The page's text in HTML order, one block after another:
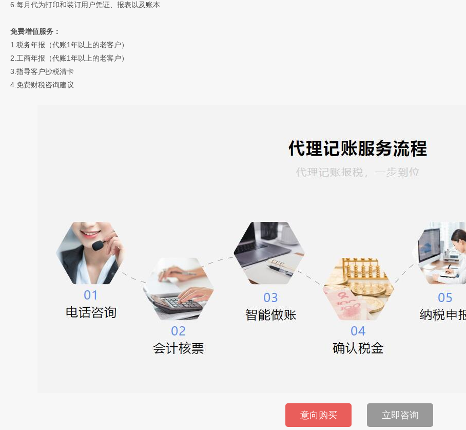
6.每月代为打印和装订用户凭证、报表以及账本
免费增值服务：
1.税务年报（代账1年以上的老客户）
2.工商年报（代账1年以上的老客户）
3.指导客户抄税清卡
4.免费财税咨询建议
意向购买 立即咨询